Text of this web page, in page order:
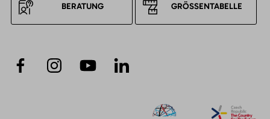
BERATUNG GRÖSSENTABELLE